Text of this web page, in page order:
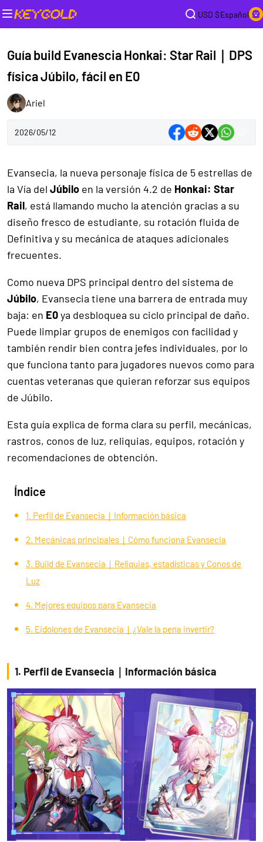
USD $Español
Guía build Evanescia Honkai: Star Rail｜DPS
física Júbilo, fácil en E0
Ariel
2026/05/12
Evansecia, la nueva personaje física de 5 estrellas de
la Vía del Júbilo en la versión 4.2 de Honkai: Star
Rail, está llamando mucho la atención gracias a su
diseño fresco de estudiante, su rotación fluida de
Definitiva y su mecánica de ataques adicionales
frecuentes.
Como nueva DPS principal dentro del sistema de
Júbilo, Evansecia tiene una barrera de entrada muy
baja: en E0ya desbloquea su ciclo principal de daño.
Puede limpiar grupos de enemigos con facilidad y
también rendir bien contra jefes individuales, por lo
que funciona tanto para jugadores nuevos como para
cuentas veteranas que quieran reforzar sus equipos
de Júbilo.
Esta guía explica de forma clara su perfil, mecánicas,
rastros, conos de luz, reliquias, equipos, rotación y
recomendaciones de obtención.
Índice
1. Perfil de Evansecia｜Información básica
2. Mecánicas principales｜Cómo funciona Evansecia
3. Build de Evansecia｜Reliquias, estadísticas y Conos de
Luz
4. Mejores equipos para Evansecia
5. Eidolones de Evansecia｜¿Vale la pena invertir?
1. Perfil de Evansecia｜Información básica